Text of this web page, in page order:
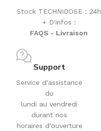
Stock TECHNIDOSE : 24h
+ D'infos :
FAQS - Livraison
Support
Service d'assistance
du
lundi au vendredi
durant nos
horaires d'ouverture